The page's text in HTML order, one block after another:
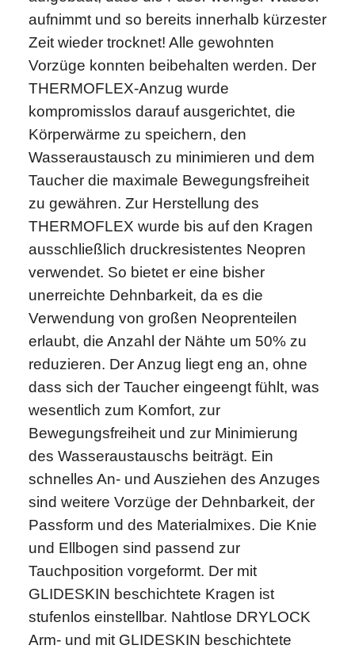
aufnimmt und so bereits innerhalb kürzester
Zeit wieder trocknet! Alle gewohnten
Vorzüge konnten beibehalten werden. Der
THERMOFLEX-Anzug wurde
kompromisslos darauf ausgerichtet, die
Körperwärme zu speichern, den
Wasseraustausch zu minimieren und dem
Taucher die maximale Bewegungsfreiheit
zu gewähren. Zur Herstellung des
THERMOFLEX wurde bis auf den Kragen
ausschließlich druckresistentes Neopren
verwendet. So bietet er eine bisher
unerreichte Dehnbarkeit, da es die
Verwendung von großen Neoprenteilen
erlaubt, die Anzahl der Nähte um 50% zu
reduzieren. Der Anzug liegt eng an, ohne
dass sich der Taucher eingeengt fühlt, was
wesentlich zum Komfort, zur
Bewegungsfreiheit und zur Minimierung
des Wasseraustauschs beiträgt. Ein
schnelles An- und Ausziehen des Anzuges
sind weitere Vorzüge der Dehnbarkeit, der
Passform und des Materialmixes. Die Knie
und Ellbogen sind passend zur
Tauchposition vorgeformt. Der mit
GLIDESKIN beschichtete Kragen ist
stufenlos einstellbar. Nahtlose DRYLOCK
Arm- und mit GLIDESKIN beschichtete